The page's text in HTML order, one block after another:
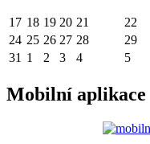
17 18 19 20 21 22
24 25 26 27 28 29
31 1 2 3 4 5
Mobilní aplikace